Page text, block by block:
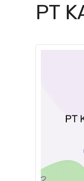
PT